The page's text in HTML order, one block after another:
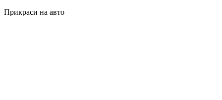
Прикраси на авто